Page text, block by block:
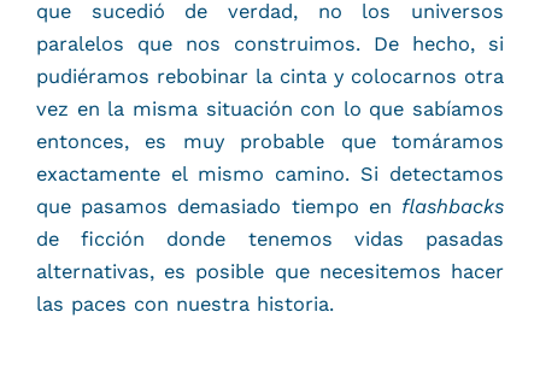
que sucedió de verdad, no los universos
paralelos que nos construimos. De hecho, si
pudiéramos rebobinar la cinta y colocarnos otra
vez en la misma situación con lo que sabíamos
entonces, es muy probable que tomáramos
exactamente el mismo camino. Si detectamos
que pasamos demasiado tiempo en flashbacks
de ficción donde tenemos vidas pasadas
alternativas, es posible que necesitemos hacer
las paces con nuestra historia.